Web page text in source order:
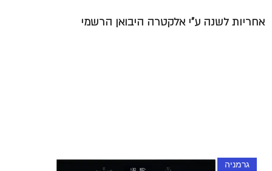
אחריות לשנה ע"י אלקטרה היבואן הרשמי
גרמניה